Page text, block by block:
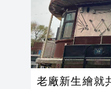
老廠新生繪就